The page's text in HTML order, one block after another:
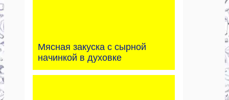
Мясная закуска с сырной
начинкой в духовке